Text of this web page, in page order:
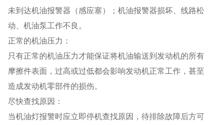
未到达机油报警器（感应塞）；机油报警器损坏、线路松
动、机油泵工作不良。
正常的机油压力：
只有正常的机油压力才能保证将机油输送到发动机的所有
摩擦件表面，过高或过低都会影响发动机正常工作，甚至
造成发动机零部件的损伤。
尽快查找原因：
当机油灯报警时应立即停机查找原因，待排除故障后方可